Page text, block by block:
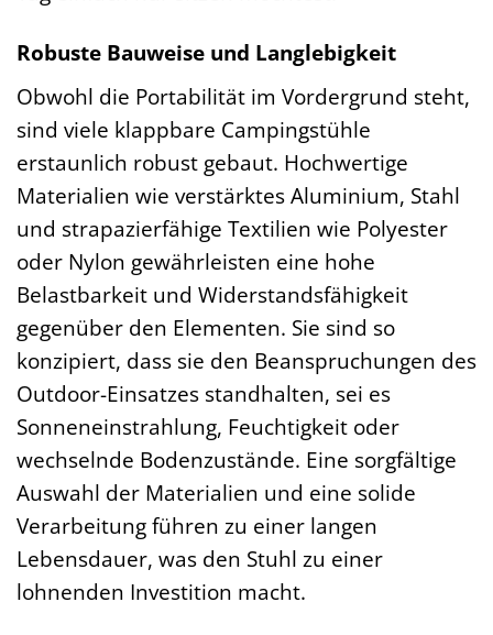
Robuste Bauweise und Langlebigkeit
Obwohl die Portabilität im Vordergrund steht,
sind viele klappbare Campingstühle
erstaunlich robust gebaut. Hochwertige
Materialien wie verstärktes Aluminium, Stahl
und strapazierfähige Textilien wie Polyester
oder Nylon gewährleisten eine hohe
Belastbarkeit und Widerstandsfähigkeit
gegenüber den Elementen. Sie sind so
konzipiert, dass sie den Beanspruchungen des
Outdoor-Einsatzes standhalten, sei es
Sonneneinstrahlung, Feuchtigkeit oder
wechselnde Bodenzustände. Eine sorgfältige
Auswahl der Materialien und eine solide
Verarbeitung führen zu einer langen
Lebensdauer, was den Stuhl zu einer
lohnenden Investition macht.